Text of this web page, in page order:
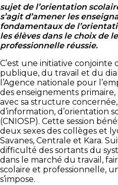
sujet de l’orientation
s’agit d’amener les
fondamentaux de
les élèves dans le choix de
professionnelle réussie.
C’est une initiative
publique, du travail et du
l’Agence nationale pour
des enseignements
avec sa structure
d’information, d’orientation
(CNIOSP). Cette session
deux sexes des collèges et
Savanes, Centrale et Kara.
difficulté des sortants du
dans le marché du travail,
scolaire et professionnelle,
s’impose.